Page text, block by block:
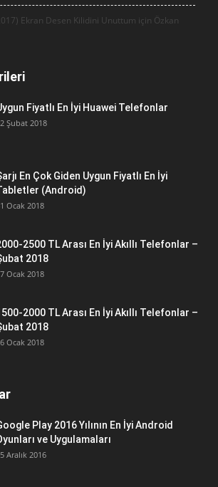
Ekran Desen Kilidini Unuttum için Özkan
Fiyatlı En İyi Huawei Telefonlar
Şubat 2018
En Çok Giden Uygun Fiyatlı En İyi
(Android)
Ocak 2018
2500 TL Arası En İyi Akıllı Telefonlar –
2018
Ocak 2018
2000 TL Arası En İyi Akıllı Telefonlar –
2018
Ocak 2018
Play 2016 Yılının En İyi Android
ve Uygulamaları
Aralık 2016